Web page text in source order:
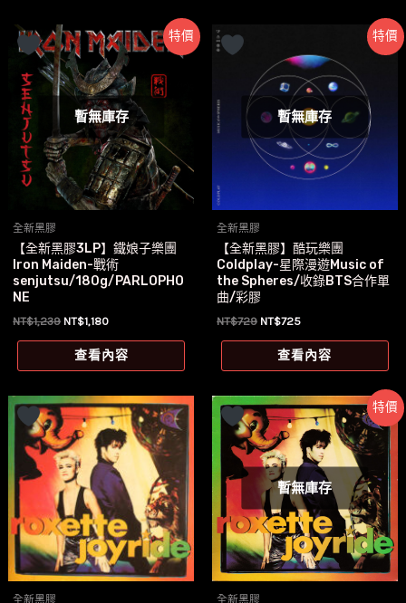
特價
暫無庫存
全新黑膠
【全新黑膠3LP】鐵娘子樂團
Iron Maiden-戰術
senjutsu/180g/PARLOPHO
NE
NT$1,239 原
價
格：
NT$1,180目
價
格：
查看內容
特價
暫無庫存
全新黑膠
【全新黑膠】酷玩樂團
Coldplay-星際漫遊Music of
the Spheres/收錄BTS合作單
曲/彩膠
NT$729 原
格：
NT$725目
價
格：
查看內容
全新黑膠
特價
暫無庫存
全新黑膠